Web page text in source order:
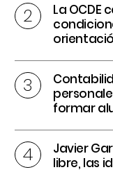
La
formar
Javier
libre, las